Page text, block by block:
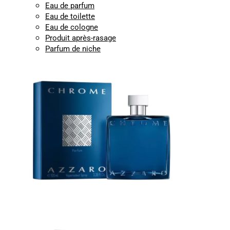
Eau de parfum
Eau de toilette
Eau de cologne
Produit après-rasage
Parfum de niche